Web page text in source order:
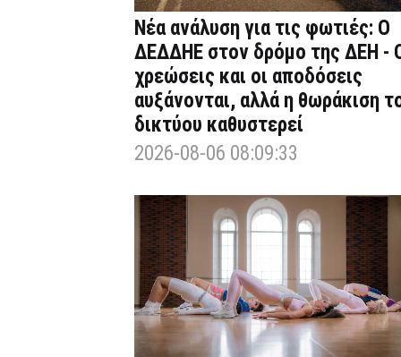
Νέα ανάλυση για τις φωτιές: Ο
ΔΕΔΔΗΕ στον δρόμο της ΔΕΗ -
χρεώσεις και οι αποδόσεις
αυξάνονται, αλλά η θωράκιση
δικτύου καθυστερεί
2026-08-06 08:09:33